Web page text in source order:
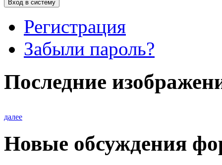
Регистрация
Забыли пароль?
Последние
далее
Новые обсуждения